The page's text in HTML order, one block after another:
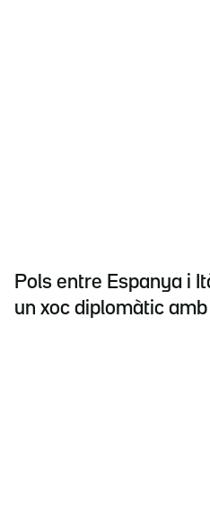
Pols entre Espanya i
un xoc diplomàtic